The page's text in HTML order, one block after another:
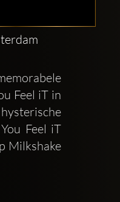
Feel iT in
Feel iT
Milkshake